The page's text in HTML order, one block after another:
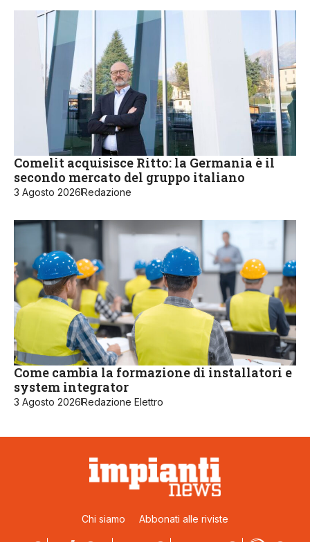
Comelit acquisisce Ritto: la Germania è il
secondo mercato del gruppo italiano
3 Agosto 2026Redazione
Come cambia la formazione di installatori e
system integrator
3 Agosto 2026Redazione Elettro
Chi siamo Abbonati alle riviste